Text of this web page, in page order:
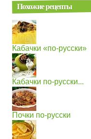
Похожие рецепты
Кабачки «по-русски»
Кабачки по-русски...
Почки по-русски